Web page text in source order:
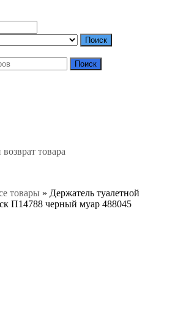
Поиск
Поиск
товара
товары » Держатель туалетной
П14788 черный муар 488045